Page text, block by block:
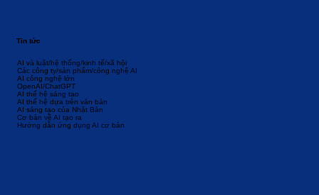
AI và luật/hệ thống/kinh tế/xã hội
Các công ty/sản phẩm/công nghệ AI
AI công nghệ lớn
OpenAI/ChatGPT
AI thế hệ sáng tạo
AI thế hệ dựa trên văn bản
AI sáng tạo của Nhật Bản
Cơ bản về AI tạo ra
Hướng dẫn ứng dụng AI cơ bản
Tin tức